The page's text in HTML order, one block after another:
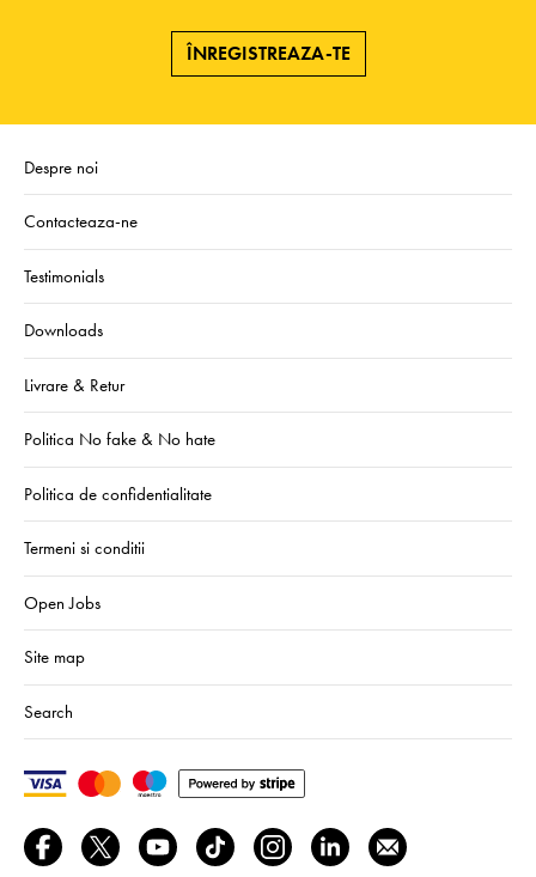
ÎNREGISTREAZA-TE
Despre noi
Contacteaza-ne
Testimonials
Downloads
Livrare & Retur
Politica No fake & No hate
Politica de confidentialitate
Termeni si conditii
Open Jobs
Site map
Search